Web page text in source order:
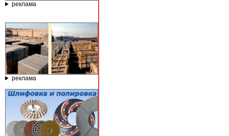
реклама
реклама